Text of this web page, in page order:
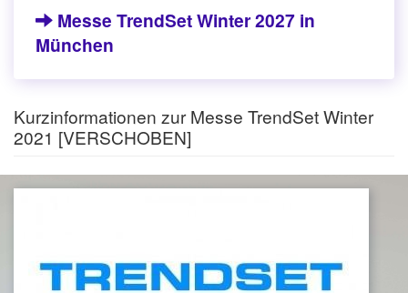
Messe TrendSet Winter 2027 in
München
Kurzinformationen zur Messe TrendSet Winter
2021 [VERSCHOBEN]